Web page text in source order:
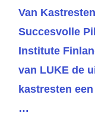
Van
Succesvolle
Institute
van LUKE de
kastresten
…